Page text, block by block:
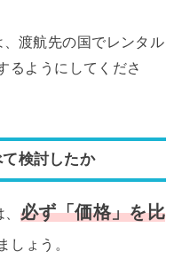
渡航先の国でレンタル
るようにしてくださ
検討したか
必ず「価格」を比
しょう。